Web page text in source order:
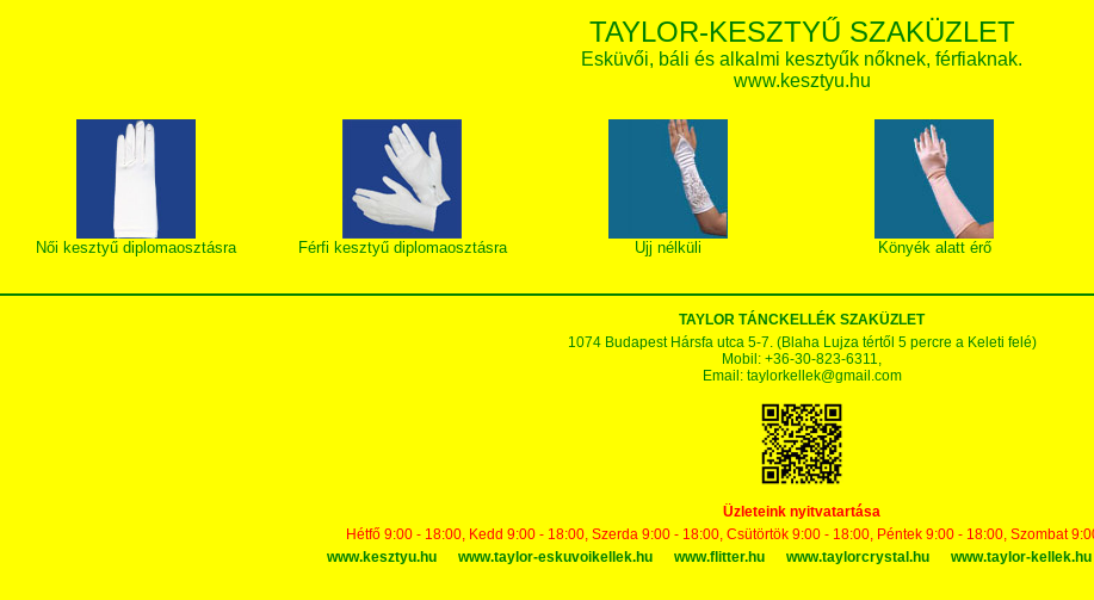
TAYLOR-KESZTYŰ SZAKÜZLET
Esküvői, báli és alkalmi kesztyűk nőknek, férfiaknak.
www.kesztyu.hu
Női kesztyű diplomaosztásra Férfi kesztyű diplomaosztásra Ujj nélküli Könyék alatt érő
TAYLOR TÁNCKELLÉK SZAKÜZLET
1074 Budapest Hársfa utca 5-7. (Blaha Lujza tértől 5 percre a Keleti felé)
Mobil: +36-30-823-6311,
Email: taylorkellek@gmail.com
Üzleteink nyitvatartása
Hétfő 9:00 - 18:00, Kedd 9:00 - 18:00, Szerda 9:00 - 18:00, Csütörtök 9:00 - 18:00, Péntek 9:00 - 18:00, Szombat
www.kesztyu.hu
www.taylor-eskuvoikellek.hu www.flitter.hu www.taylorcrystal.hu www.taylor-kellek.hu